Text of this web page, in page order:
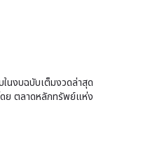
นงบฉบับเต็มงวดล่าสุด
ดย ตลาดหลักทรัพย์แห่ง